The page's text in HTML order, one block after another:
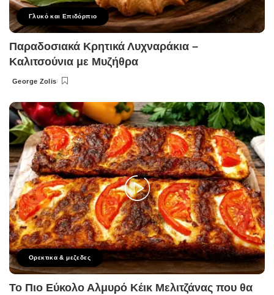
Γλυκό και Επιδόρπιο
Παραδοσιακά Κρητικά Λυχναράκια –
Καλιτσούνια με Μυζήθρα
Posted
George Zolis
Ορεκτικα & μεζεδες
Το Πιο Εύκολο Αλμυρό Κέικ Μελιτζάνας που θα